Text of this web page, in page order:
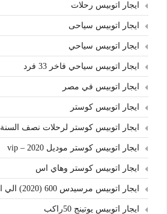
ايجار اتوبيس رحلات
ايجار اتوبيس سياحى
ايجار اتوبيس سياحي
ايجار اتوبيس سياحي فاخر 33 فرد
ايجار اتوبيس في مصر
ايجار اتوبيس كوستر
ايجار اتوبيس كوستر لرحلات نصف السنة
ايجار اتوبيس كوستر موديل 2020 – vip
ايجار اتوبيس كوستر وهاي اس
ايجار اتوبيس مرسيدس 600 (2020) الي الأسكندرية
ايجار اتوبيس يوتينج 50راكب